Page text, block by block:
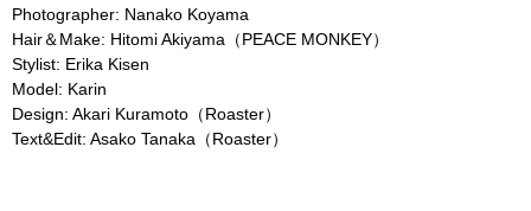
Photographer: Nanako Koyama
Hair＆Make: Hitomi Akiyama（PEACE MONKEY）
Stylist: Erika Kisen
Model: Karin
Design: Akari Kuramoto（Roaster）
Text&Edit: Asako Tanaka（Roaster）